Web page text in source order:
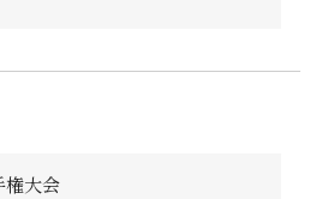
権大会